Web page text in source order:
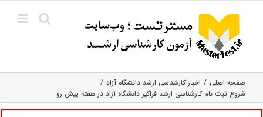
content
صفحه اصلی
اخبار کارشناسی ارشد دانشگاه آزاد
شروع ثبت نام کارشناسی ارشد فراگیر دانشگاه آزاد در هفته پیش رو